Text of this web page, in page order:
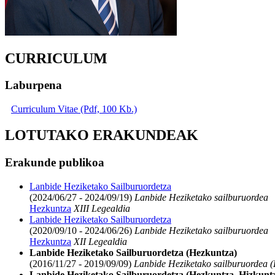
CURRICULUM
Laburpena
Curriculum Vitae (Pdf, 100 Kb.)
LOTUTAKO ERAKUNDEAK
Erakunde publikoa
Lanbide Heziketako Sailburuordetza
(2024/06/27 - 2024/09/19) Lanbide Heziketako sailburuordea
Hezkuntza XIII Legealdia
Lanbide Heziketako Sailburuordetza
(2020/09/10 - 2024/06/26) Lanbide Heziketako sailburuordea
Hezkuntza XII Legealdia
Lanbide Heziketako Sailburuordetza (Hezkuntza)
(2016/11/27 - 2019/09/09) Lanbide Heziketako sailburuordea